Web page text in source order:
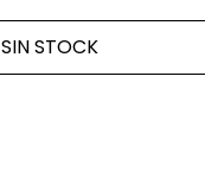
SIN STOCK